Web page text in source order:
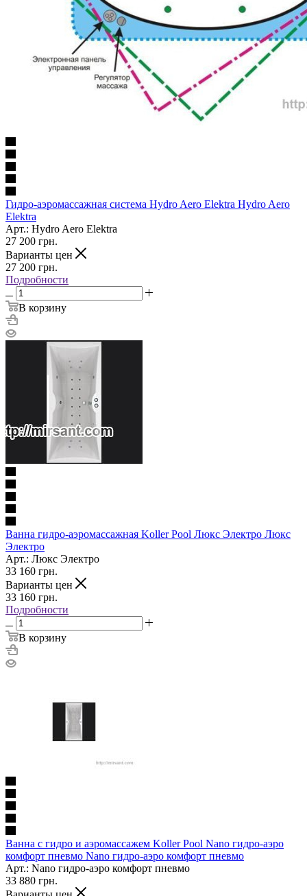
Гидро-аэромассажная система Hydro Aero Elektra Hydro Aero
Elektra
Арт.: Hydro Aero Elektra
27 200 грн.
Варианты цен
27 200 грн.
Подробности
В корзину
Ванна гидро-аэромассажная Koller Pool Люкс Электро Люкс
Электро
Арт.: Люкс Электро
33 160 грн.
Варианты цен
33 160 грн.
Подробности
В корзину
Ванна с гидро и аэромассажем Koller Pool Nano гидро-аэро
комфорт пневмо Nano гидро-аэро комфорт пневмо
Арт.: Nano гидро-аэро комфорт пневмо
33 880 грн.